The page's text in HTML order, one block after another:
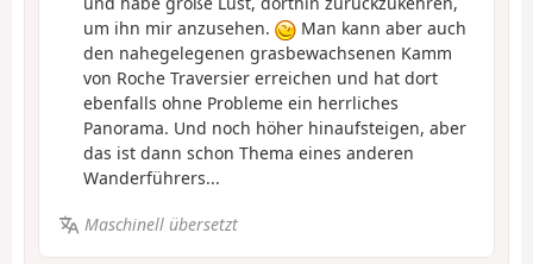
um ihn mir anzusehen.
Man kann aber auch
den nahegelegenen grasbewachsenen Kamm
von Roche Traversier erreichen und hat dort
ebenfalls ohne Probleme ein herrliches
Panorama. Und noch höher hinaufsteigen, aber
das ist dann schon Thema eines anderen
Wanderführers...
Maschinell übersetzt